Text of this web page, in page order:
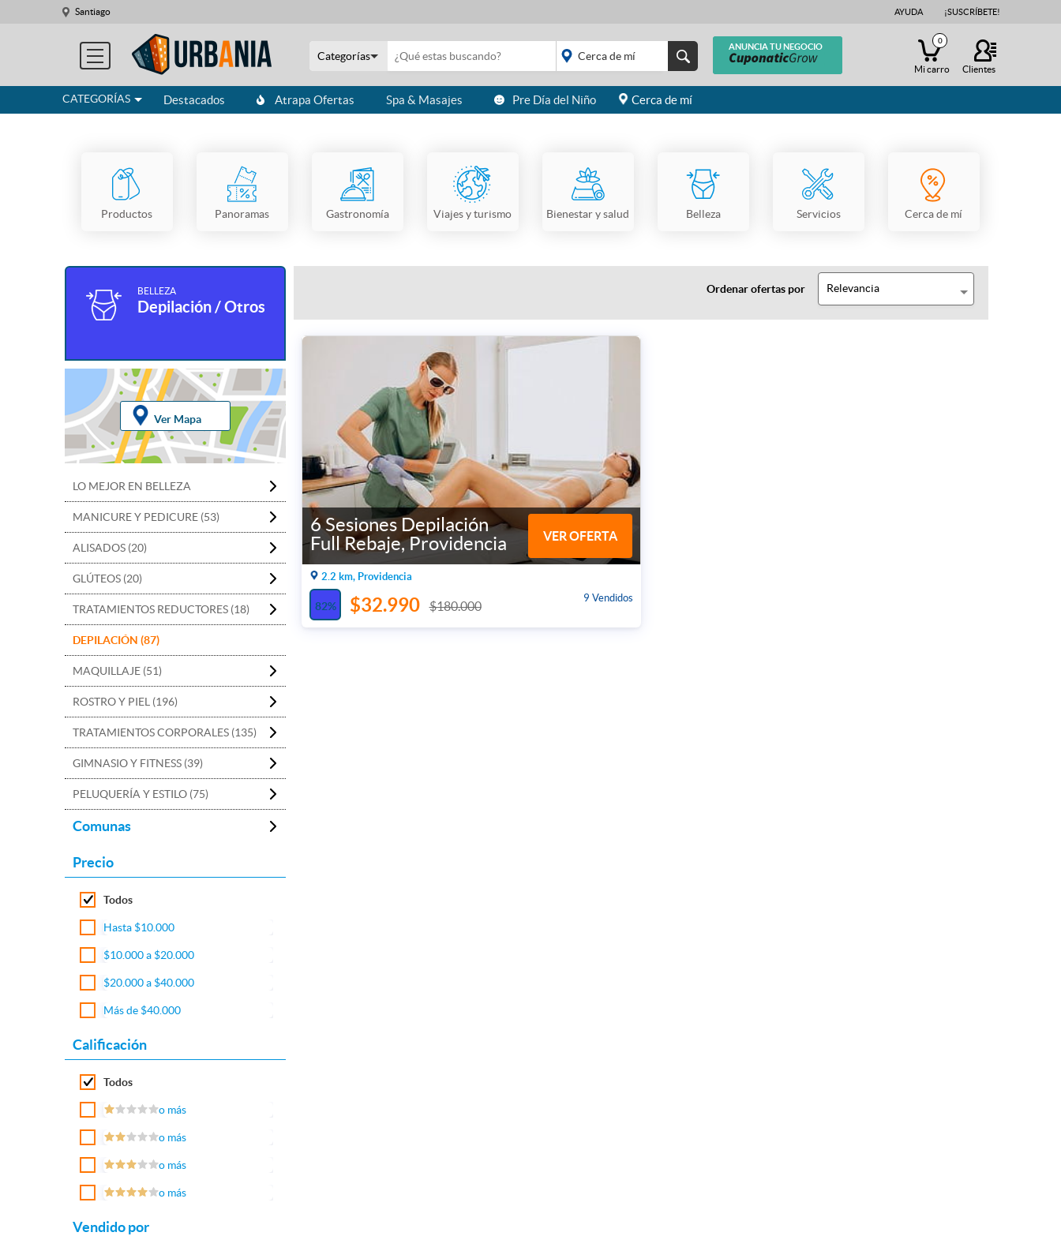
Santiago AYUDA ¡SUSCRÍBETE!
CATEGORÍAS
ANUNCIA TU NEGOCIO
Clientes
Categorías
placeholder="Todo el
0
Mi carro
Destacados Atrapa Ofertas Spa & Masajes Pre Día del Niño Cerca de mí
Productos Panoramas Gastronomía Viajes y turismo Bienestar y salud Belleza Servicios Cerca de mí
BELLEZA
Depilación / Otros
Ver Mapa
LO MEJOR EN BELLEZA
MANICURE Y PEDICURE (53)
ALISADOS (20)
GLÚTEOS (20)
TRATAMIENTOS REDUCTORES (18)
DEPILACIÓN (87)
MAQUILLAJE (51)
ROSTRO Y PIEL (196)
TRATAMIENTOS CORPORALES (135)
GIMNASIO Y FITNESS (39)
PELUQUERÍA Y ESTILO (75)
Comunas
Precio
Todos
Hasta $10.000
$10.000 a $20.000
$20.000 a $40.000
Más de $40.000
Calificación
Todos
o más
o más
o más
o más
Vendido por
Ordenar ofertas por Relevancia
6 Sesiones Depilación
Full Rebaje, Providencia
VER OFERTA
2.2 km, Providencia
82%
9 Vendidos
$32.990 $180.000